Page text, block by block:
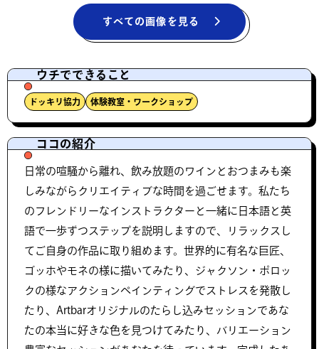
すべての画像を見る
ウチでできること
ドッキリ協力 体験教室・ワークショップ
ココの紹介
日常の喧騒から離れ、飲み放題のワインとおつまみも楽
しみながらクリエイティブな時間を過ごせます。私たち
のフレンドリーなインストラクターと一緒に日本語と英
語で一歩ずつステップを説明しますので、リラックスし
てご自身の作品に取り組めます。世界的に有名な巨匠、
ゴッホやモネの様に描いてみたり、ジャクソン・ポロッ
クの様なアクションペインティングでストレスを発散し
たり、Artbarオリジナルのたらし込みセッションであな
たの本当に好きな色を見つけてみたり、バリエーション